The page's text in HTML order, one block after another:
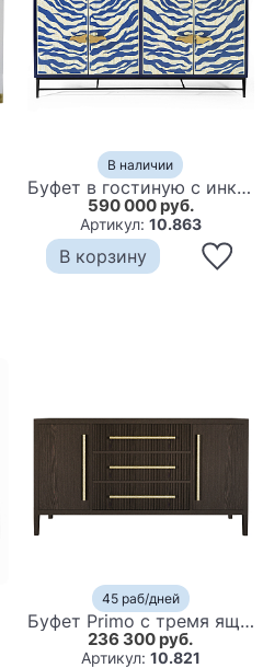
В наличии
Буфет в гостиную с инкрустацией Bone Inlay Deco Sideboard - Orleans ZEBRA
590 000 руб.
Артикул: 10.863
В корзину
45 раб/дней
Буфет Primo с тремя ящиками и двумя фасадами Темный орех
236 300 руб.
Артикул: 10.821